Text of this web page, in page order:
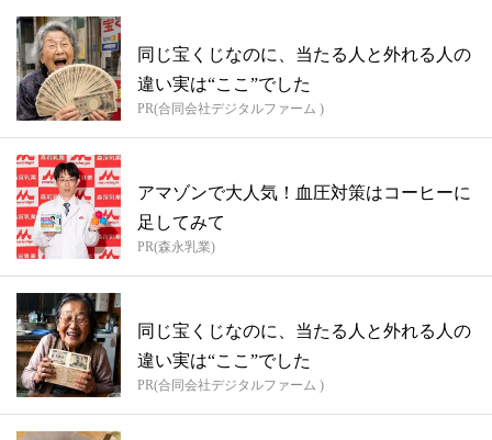
同じ宝くじなのに、当たる人と外れる人の
違い実は“ここ”でした
PR(合同会社デジタルファーム )
アマゾンで大人気！血圧対策はコーヒーに
足してみて
PR(森永乳業)
同じ宝くじなのに、当たる人と外れる人の
違い実は“ここ”でした
PR(合同会社デジタルファーム )